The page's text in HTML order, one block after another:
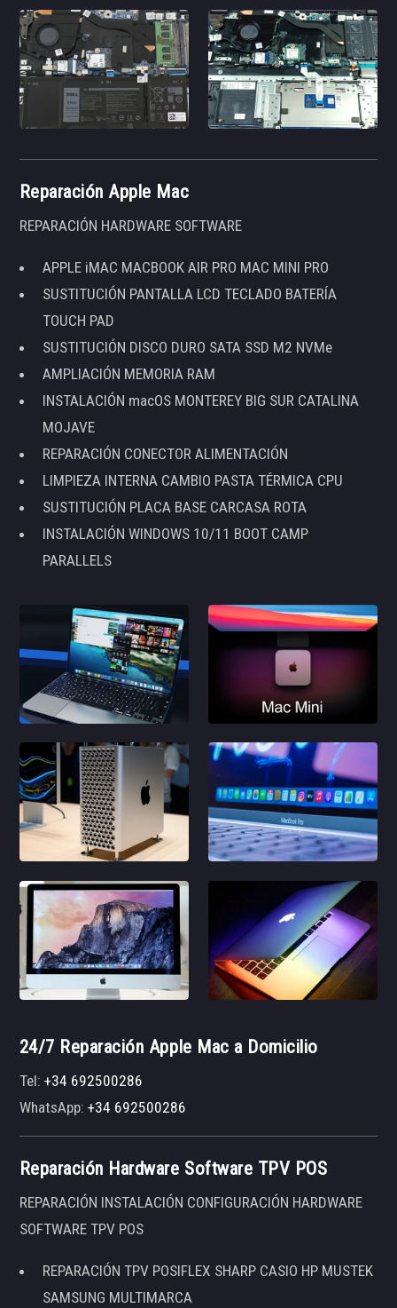
Reparación Apple Mac
REPARACIÓN HARDWARE SOFTWARE
APPLE iMAC MACBOOK AIR PRO MAC MINI PRO
SUSTITUCIÓN PANTALLA LCD TECLADO BATERÍA
TOUCH PAD
SUSTITUCIÓN DISCO DURO SATA SSD M2 NVMe
AMPLIACIÓN MEMORIA RAM
INSTALACIÓN macOS MONTEREY BIG SUR CATALINA
MOJAVE
REPARACIÓN CONECTOR ALIMENTACIÓN
LIMPIEZA INTERNA CAMBIO PASTA TÉRMICA CPU
SUSTITUCIÓN PLACA BASE CARCASA ROTA
INSTALACIÓN WINDOWS 10/11 BOOT CAMP
PARALLELS
24/7 Reparación Apple Mac a Domicilio
Tel:+34 692500286
WhatsApp:+34 692500286
Reparación Hardware Software TPV POS
REPARACIÓN INSTALACIÓN CONFIGURACIÓN HARDWARE
SOFTWARE TPV POS
REPARACIÓN TPV POSIFLEX SHARP CASIO HP MUSTEK
SAMSUNG MULTIMARCA